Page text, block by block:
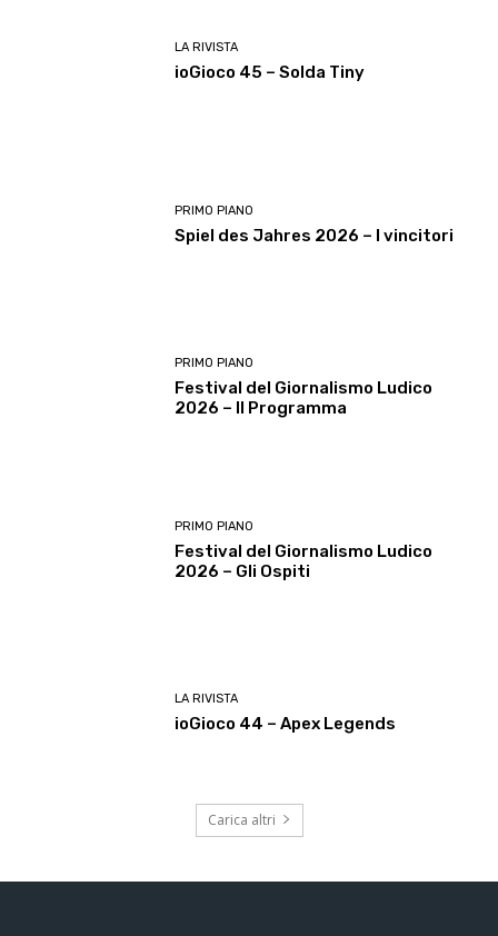
LA RIVISTA
ioGioco 45 – Solda Tiny
PRIMO PIANO
Spiel des Jahres 2026 – I vincitori
PRIMO PIANO
Festival del Giornalismo Ludico
2026 – Il Programma
PRIMO PIANO
Festival del Giornalismo Ludico
2026 – Gli Ospiti
LA RIVISTA
ioGioco 44 – Apex Legends
Carica altri